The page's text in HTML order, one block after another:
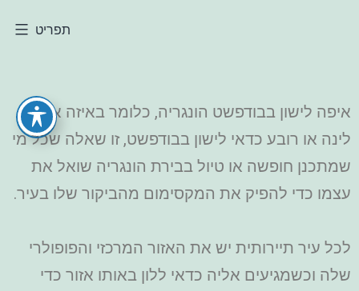
תפריט
איפה לישון בבודפשט הונגריה, כלומר באיזה אזור
לינה או רובע כדאי לישון בבודפשט, זו שאלה שכל מי
שמתכנן חופשה או טיול בבירת הונגריה שואל את
עצמו כדי להפיק את המקסימום מהביקור שלו בעיר.
לכל עיר תיירותית יש את האזור המרכזי והפופולרי
שלה וכשמגיעים אליה כדאי ללון באותו אזור כדי